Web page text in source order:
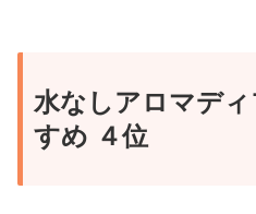
てきていますが、昔ながら
いう人にはおすすめかもし
水なしアロマデ
すめ ４位